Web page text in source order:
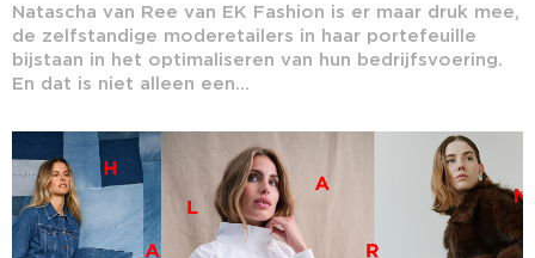
Natascha van Ree van EK Fashion is er maar druk mee,
de zelfstandige moderetailers in haar portefeuille
bijstaan in het optimaliseren van hun bedrijfsvoering.
En dat is niet alleen een...